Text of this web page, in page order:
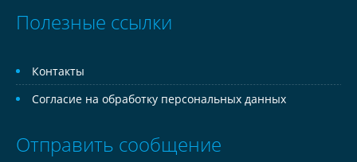
Полезные ссылки
Контакты
Согласие на обработку персональных данных
Отправить сообщение